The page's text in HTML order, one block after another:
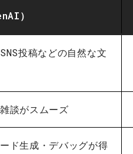
）
投稿などの自然な文
談がスムーズ
ド生成・デバッグが得